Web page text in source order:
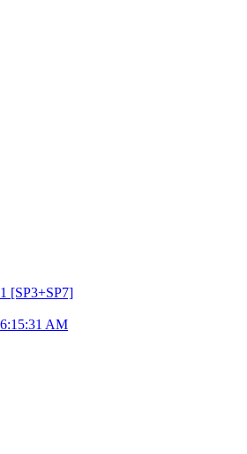
[SP3+SP7]
AM